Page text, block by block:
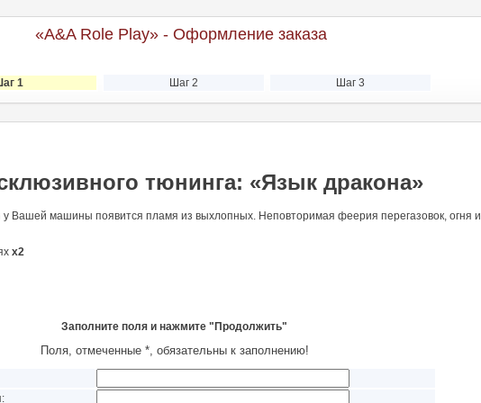
«A&A Role Play» - Оформление заказа
1 Шаг 2 Шаг 3
тюнинга: «Язык дракона»
у Вашей машины появится пламя из выхлопных. Неповторимая феерия перегазовок, огня и
х2
Заполните поля и нажмите "Продолжить"
Поля, отмеченные *, обязательны к заполнению!